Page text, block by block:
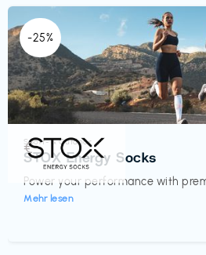
-25%
Sport- & Outdoor
STOX Energy Socks
Power your performance with
Mehr lesen
€‎